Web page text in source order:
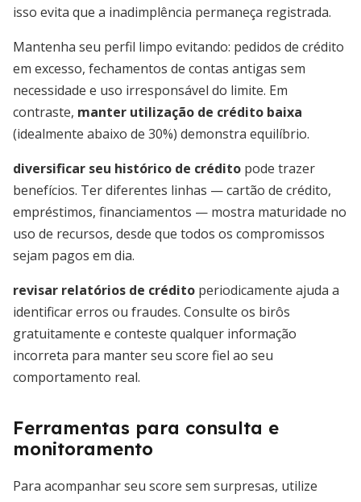
isso evita que a inadimplência permaneça registrada.
Mantenha seu perfil limpo evitando: pedidos de crédito
em excesso, fechamentos de contas antigas sem
necessidade e uso irresponsável do limite. Em
contraste, manter utilização de crédito baixa
(idealmente abaixo de 30%) demonstra equilíbrio.
diversificar seu histórico de crédito pode trazer
benefícios. Ter diferentes linhas — cartão de crédito,
empréstimos, financiamentos — mostra maturidade no
uso de recursos, desde que todos os compromissos
sejam pagos em dia.
revisar relatórios de crédito periodicamente ajuda a
identificar erros ou fraudes. Consulte os birôs
gratuitamente e conteste qualquer informação
incorreta para manter seu score fiel ao seu
comportamento real.
Ferramentas para consulta e
monitoramento
Para acompanhar seu score sem surpresas, utilize